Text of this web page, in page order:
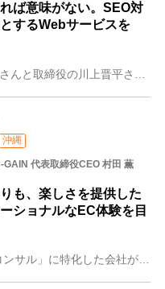
ば意味がない。SEO対
するWebサービスを
沖縄
GAIN 代表取締役CEO 村田 薫
も、楽しさを提供した
ショナルなEC体験を目
沖縄ではほとんど類を見ない「ECコンサル」に特化した会社が、今回ご紹介する株式会社EC-GAINです。代表取締役の村田薫さんは、元は楽天市場で腕を鳴らしたECコ